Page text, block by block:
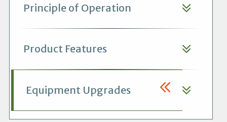
Principle of Operation
Product Features
Equipment Upgrades